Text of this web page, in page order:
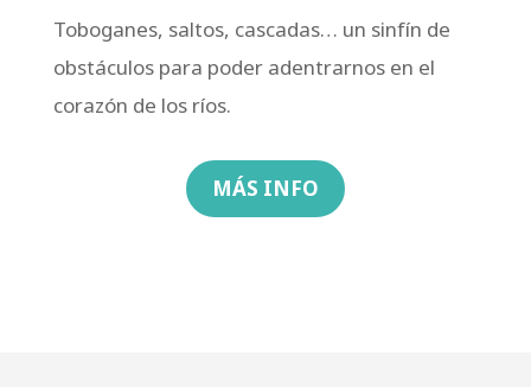
Toboganes, saltos, cascadas… un sinfín de
obstáculos para poder adentrarnos en el
corazón de los ríos.
MÁS INFO